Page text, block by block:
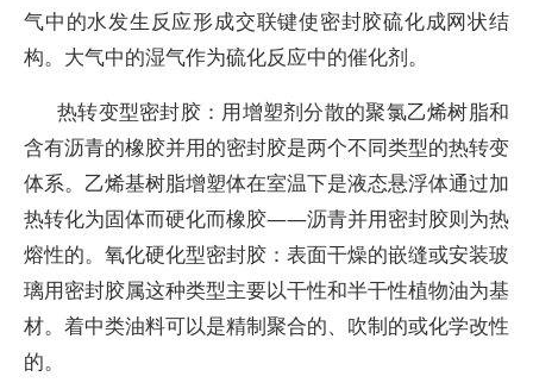
气中的水发生反应形成交联键使密封胶硫化成网状结
构。大气中的湿气作为硫化反应中的催化剂。
热转变型密封胶：用增塑剂分散的聚氯乙烯树脂和
含有沥青的橡胶并用的密封胶是两个不同类型的热转变
体系。乙烯基树脂增塑体在室温下是液态悬浮体通过加
热转化为固体而硬化而橡胶——沥青并用密封胶则为热
熔性的。氧化硬化型密封胶：表面干燥的嵌缝或安装玻
璃用密封胶属这种类型主要以干性和半干性植物油为基
材。着中类油料可以是精制聚合的、吹制的或化学改性
的。